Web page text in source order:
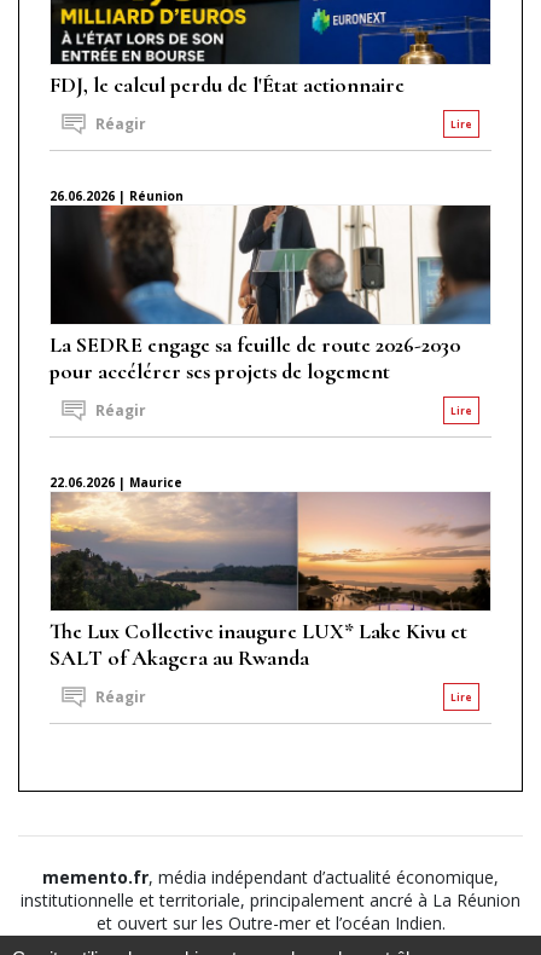
FDJ, le calcul perdu de l'État actionnaire
Lire
Réagir
26.06.2026 | Réunion
La SEDRE engage sa feuille de route 2026-2030
pour accélérer ses projets de logement
Lire
Réagir
22.06.2026 | Maurice
The Lux Collective inaugure LUX* Lake Kivu et
SALT of Akagera au Rwanda
Lire
Réagir
memento.fr, média indépendant d’actualité économique,
institutionnelle et territoriale, principalement ancré à La Réunion
et ouvert sur les Outre-mer et l’océan Indien.